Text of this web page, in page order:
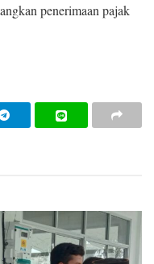
penerimaan pajak